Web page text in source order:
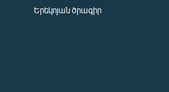
Երեկոյան ծրագիր